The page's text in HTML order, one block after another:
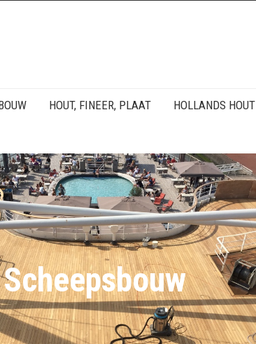
HOUT, FINEER, PLAAT HOLLANDS HOUT
Scheepsbouw